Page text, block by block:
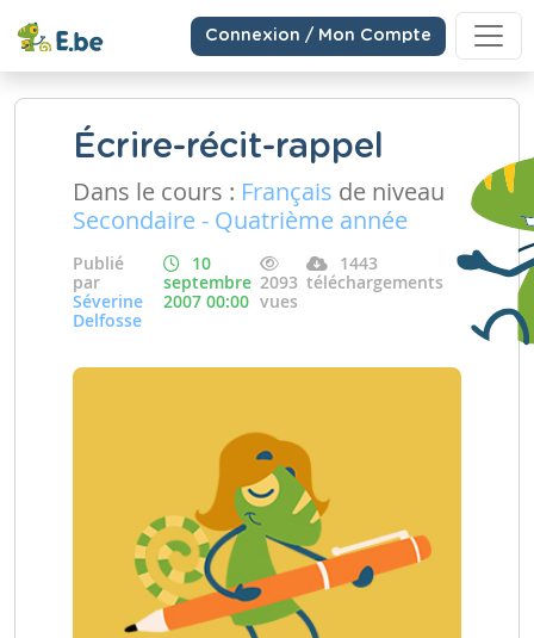
Connexion / Mon Compte
Écrire-récit-rappel
Dans le cours : Français de niveau
Secondaire - Quatrième année
Publié
par
Séverine
Delfosse
10
septembre
2007 00:00
2093
vues
1443
téléchargements